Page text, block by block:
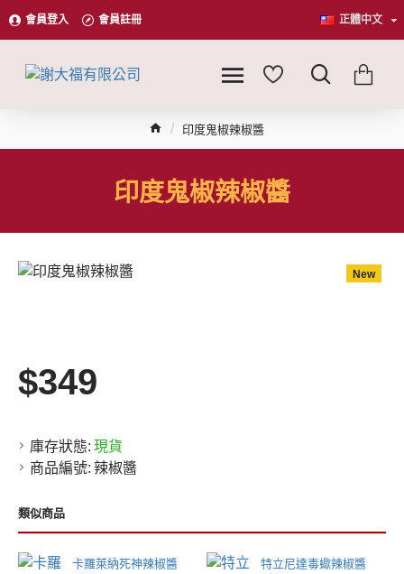
會員登入 會員註冊 正體中文
印度鬼椒辣椒醬
印度鬼椒辣椒醬
New
庫存狀態: 現貨
商品編號: 辣椒醬
$349
類似商品
卡羅萊納死神辣椒醬 特立尼達毒蠍辣椒醬